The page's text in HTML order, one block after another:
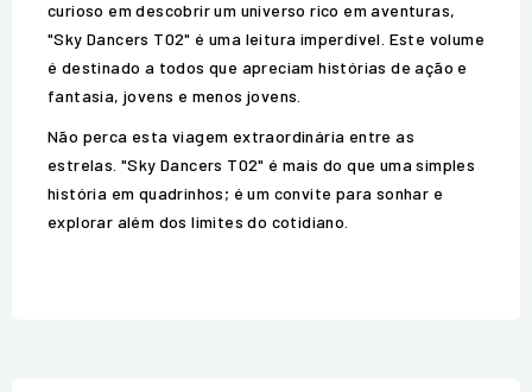
curioso em descobrir um universo rico em aventuras,
"Sky Dancers T02" é uma leitura imperdível. Este volume
é destinado a todos que apreciam histórias de ação e
fantasia, jovens e menos jovens.
Não perca esta viagem extraordinária entre as
estrelas. "Sky Dancers T02" é mais do que uma simples
história em quadrinhos; é um convite para sonhar e
explorar além dos limites do cotidiano.